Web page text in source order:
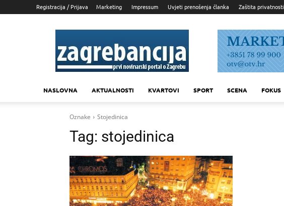
Registracija / Prijava Marketing Impressum Uvjeti prenošenja članka Zaštita privatnosti
Zagrebancija
NASLOVNA AKTUALNOSTI KVARTOVI SPORT SCENA FOKUS
Oznake Stojedinica
Tag: stojedinica